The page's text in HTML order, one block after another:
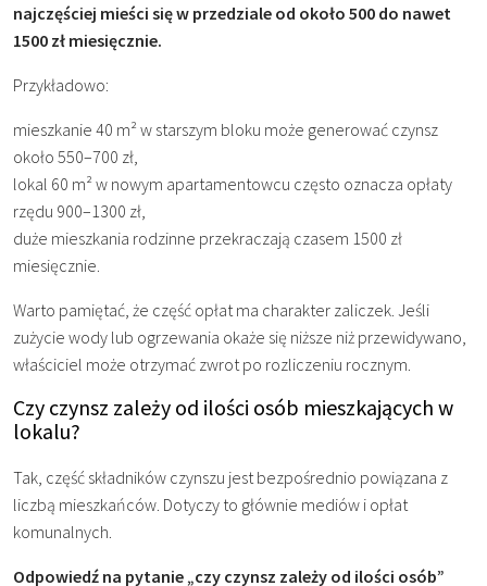
najczęściej mieści się w przedziale od około 500 do nawet
1500 zł miesięcznie.
Przykładowo:
mieszkanie 40 m² w starszym bloku może generować czynsz
około 550–700 zł,
lokal 60 m² w nowym apartamentowcu często oznacza opłaty
rzędu 900–1300 zł,
duże mieszkania rodzinne przekraczają czasem 1500 zł
miesięcznie.
Warto pamiętać, że część opłat ma charakter zaliczek. Jeśli
zużycie wody lub ogrzewania okaże się niższe niż przewidywano,
właściciel może otrzymać zwrot po rozliczeniu rocznym.
Czy czynsz zależy od ilości osób mieszkających w
lokalu?
Tak, część składników czynszu jest bezpośrednio powiązana z
liczbą mieszkańców. Dotyczy to głównie mediów i opłat
komunalnych.
Odpowiedź na pytanie „czy czynsz zależy od ilości osób”